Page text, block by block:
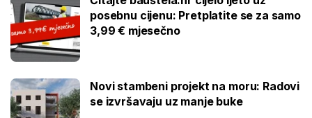
posebnu cijenu: Pretplatite se za samo
3,99 € mjesečno
Novi stambeni projekt na moru: Radovi
se izvršavaju uz manje buke